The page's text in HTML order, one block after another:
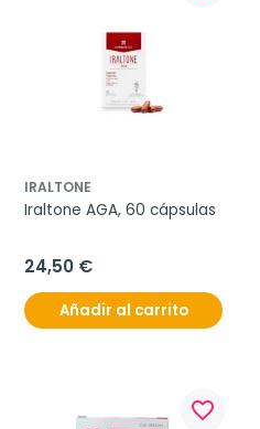
IRALTONE
Iraltone AGA, 60 cápsulas
24,50 €
Añadir al carrito
favorite_border